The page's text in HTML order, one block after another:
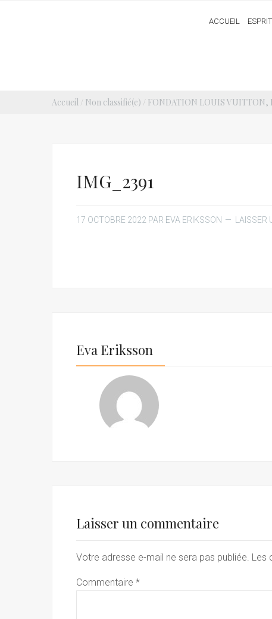
ACCUEIL ESPRIT
Accueil / Non classifié(e) / FONDATION LOUIS VUITTON,
IMG_2391
17 OCTOBRE 2022 PAR EVA ERIKSSON
Eva Eriksson
Laisser un commentaire
Votre adresse e-mail ne sera pas publiée. Les
Commentaire *